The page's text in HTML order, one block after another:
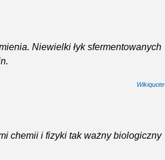
Niewielki łyk sfermentowanych
Wikiquote
chemii i fizyki tak ważny biologiczny